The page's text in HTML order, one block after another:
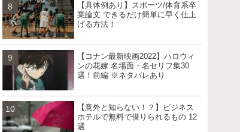
【具体例あり】スポーツ/体育系卒
業論文 できるだけ簡単に早く仕上
げる方法！
【コナン最新映画2022】ハロウィ
ンの花嫁 名場面・名セリフ集30
選！前編 ※ネタバレあり
【意外と知らない！？】ビジネス
ホテルで無料で借りられるもの 12
選